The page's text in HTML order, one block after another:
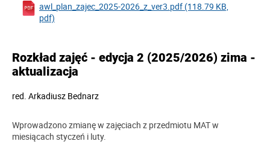
awl_plan_zajec_2025-2026_z_ver3.pdf (118.79 KB,
pdf)
Rozkład zajęć - edycja 2 (2025/2026) zima -
aktualizacja
red. Arkadiusz Bednarz
Wprowadzono zmianę w zajęciach z przedmiotu MAT w
miesiącach styczeń i luty.